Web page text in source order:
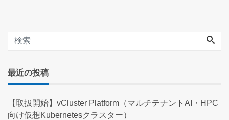
最近の投稿
【取扱開始】vCluster Platform（マルチテナントAI・HPC
向け仮想Kubernetesクラスター）